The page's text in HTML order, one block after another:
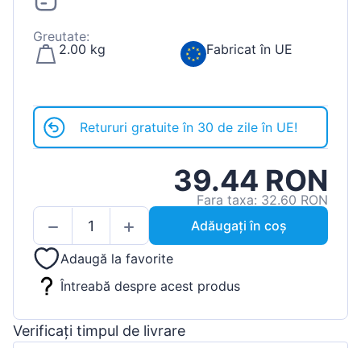
Greutate:
2.00 kg
Fabricat în UE
Retururi gratuite în 30 de zile în UE!
39.44 RON
Fara taxa: 32.60 RON
Adăugați în coș
Adaugă la favorite
Întreabă despre acest produs
Verificați timpul de livrare